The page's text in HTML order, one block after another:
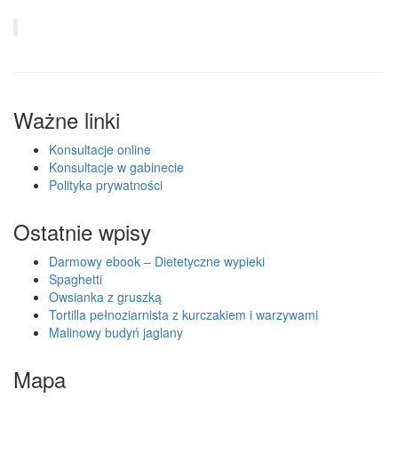
Ważne linki
Konsultacje online
Konsultacje w gabinecie
Polityka prywatności
Ostatnie wpisy
Darmowy ebook – Dietetyczne wypieki
Spaghetti
Owsianka z gruszką
Tortilla pełnoziarnista z kurczakiem i warzywami
Malinowy budyń jaglany
Mapa